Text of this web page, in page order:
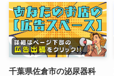
千葉県佐倉市の泌尿器科